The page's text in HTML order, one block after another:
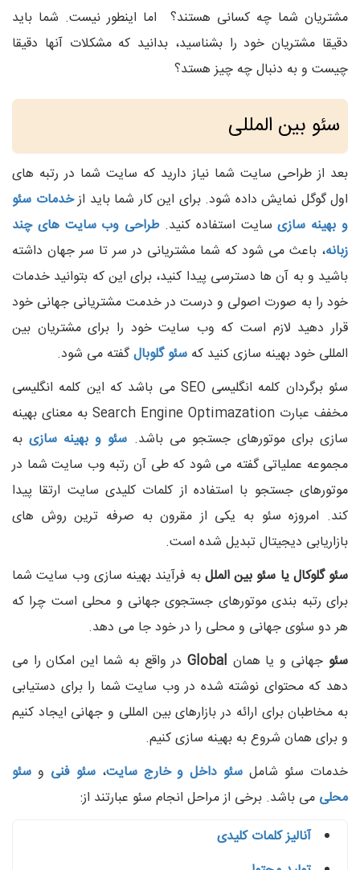
مشتریان شما چه کسانی هستند؟ اما اینطور نیست. شما باید
دقیقا مشتریان خود را بشناسید، بدانید که مشکلات آنها دقیقا
چیست و به دنبال چه چیز هستد؟
سئو بین المللی
بعد از طراحی سایت شما نیاز دارید که سایت شما در رتبه های
اول گوگل نمایش داده شود. برای این کار شما باید ازخدمات سئو
و بهینه سازیسایت استفاده کنید.طراحی وب سایت های چند
زبانه، باعث می شود که شما مشتریانی در سر تا سر جهان داشته
باشید و به آن ها دسترسی پیدا کنید، برای این که بتوانید خدمات
خود را به صورت اصولی و درست در خدمت مشتریانی جهانی خود
قرار دهید لازم است که وب سایت خود را برای مشتریان بین
المللی خود بهینه سازی کنید که سئو گلوبالگفته می شود.
سئو برگردان کلمه انگلیسی SEO می باشد که این کلمه انگلیسی
مخفف عبارت Search Engine Optimazation به معنای بهینه
سازی برای موتورهای جستجو می باشد. سئو و بهینه سازیبه
مجموعه عملیاتی گفته می شود که طی آن رتبه وب سایت شما در
موتورهای جستجو با استفاده از کلمات کلیدی سایت ارتقا پیدا
کند. امروزه سئو به یکی از مقرون به صرفه ترین روش های
بازاریابی دیجیتال تبدیل شده است.
سئو گلوکال یا سئو بین المللبه فرآیند بهینه سازی وب سایت شما
برای رتبه بندی موتورهای جستجوی جهانی و محلی است چرا که
هر دو سئوی جهانی و محلی را در خود جا می دهد.
سئوجهانی و یا همان Global در واقع به شما این امکان را می
دهد که محتوای نوشته شده در وب سایت شما را برای دستیابی
به مخاطبان برای ارائه در بازارهای بین المللی و جهانی ایجاد کنیم
و برای همان شروع به بهینه سازی کنیم.
خدمات سئو شامل سئو داخل و خارج سایت، سئو فنی و سئو
محلی می باشد. برخی از مراحل انجام سئو عبارتند از:
آنالیز کلمات کلیدی